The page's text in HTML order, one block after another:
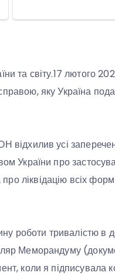
та світу.17 лютого
яку Україна
усі
України про
ліквідацію всіх
роботи тривалістю в
Меморандуму
коли я підписувала